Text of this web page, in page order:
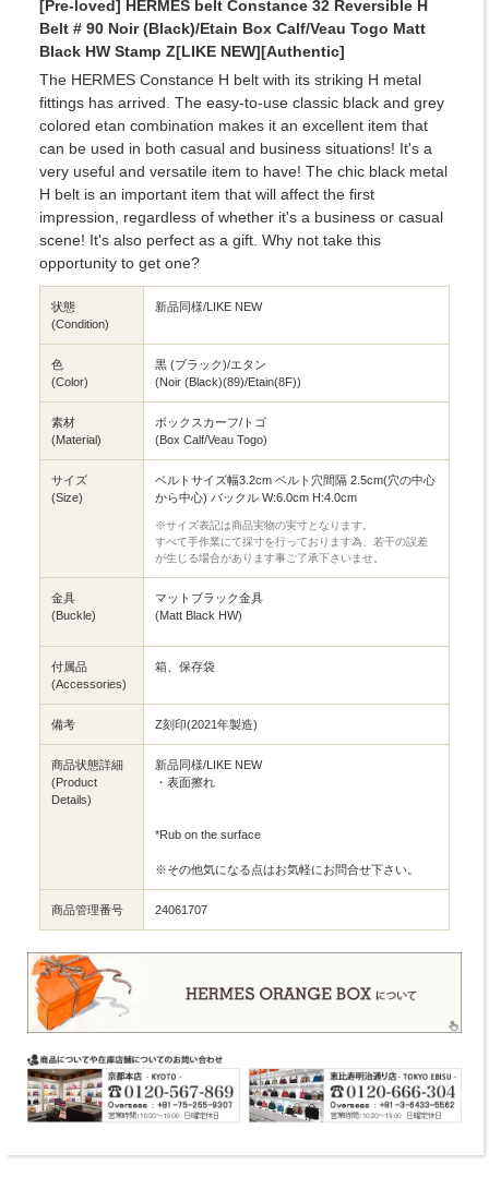
[Pre-loved] HERMES belt Constance 32 Reversible H
Belt # 90 Noir (Black)/Etain Box Calf/Veau Togo Matt
Black HW Stamp Z[LIKE NEW][Authentic]
The HERMES Constance H belt with its striking H metal
fittings has arrived. The easy-to-use classic black and grey
colored etan combination makes it an excellent item that
can be used in both casual and business situations! It's a
very useful and versatile item to have! The chic black metal
H belt is an important item that will affect the first
impression, regardless of whether it's a business or casual
scene! It's also perfect as a gift. Why not take this
opportunity to get one?
状態
(Condition)
新品同様/LIKE NEW
色
(Color)
黒 (ブラック)/エタン
(Noir (Black)(89)/Etain(8F))
素材
(Material)
ボックスカーフ/トゴ
(Box Calf/Veau Togo)
サイズ
(Size)
ベルトサイズ幅3.2cm ベルト穴間隔 2.5cm(穴の中心
から中心) バックル W:6.0cm H:4.0cm
※サイズ表記は商品実物の実寸となります。
すべて手作業にて採寸を行っております為、若干の誤差
が生じる場合があります事ご了承下さいませ。
金具
(Buckle)
マットブラック金具
(Matt Black HW)
付属品
(Accessories)
箱、保存袋
備考 Z刻印(2021年製造)
商品状態詳細
(Product
Details)
新品同様/LIKE NEW
・表面擦れ
*Rub on the surface
※その他気になる点はお気軽にお問合せ下さい。
商品管理番号 24061707